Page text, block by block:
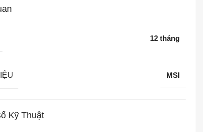
12 tháng
MSI
Kỹ Thuật